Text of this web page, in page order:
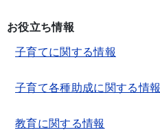
お役立ち情報
子育てに関する情報
子育て各種助成に関する情報
教育に関する情報